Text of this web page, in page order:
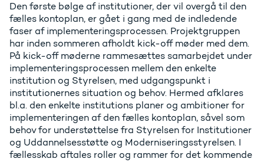
Den første bølge af institutioner, der vil overgå til den
fælles kontoplan, er gået i gang med de indledende
faser af implementeringsprocessen. Projektgruppen
har inden sommeren afholdt kick-off møder med dem.
På kick-off møderne rammesættes samarbejdet under
implementeringsprocessen mellem den enkelte
institution og Styrelsen, med udgangspunkt i
institutionernes situation og behov. Hermed afklares
bl.a. den enkelte institutions planer og ambitioner for
implementeringen af den fælles kontoplan, såvel som
behov for understøttelse fra Styrelsen for Institutioner
og Uddannelsesstøtte og Moderniseringsstyrelsen. I
fællesskab aftales roller og rammer for det kommende